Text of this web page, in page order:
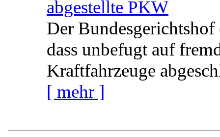
abgestellte PKW
Der
dass unbefugt auf
Kraftfahrzeuge
[ mehr ]